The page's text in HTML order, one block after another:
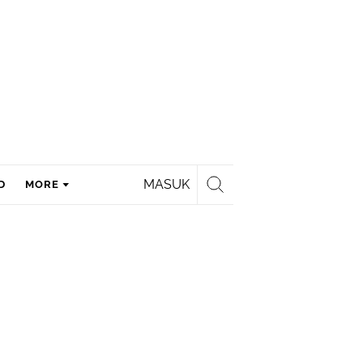
MASUK
MORE